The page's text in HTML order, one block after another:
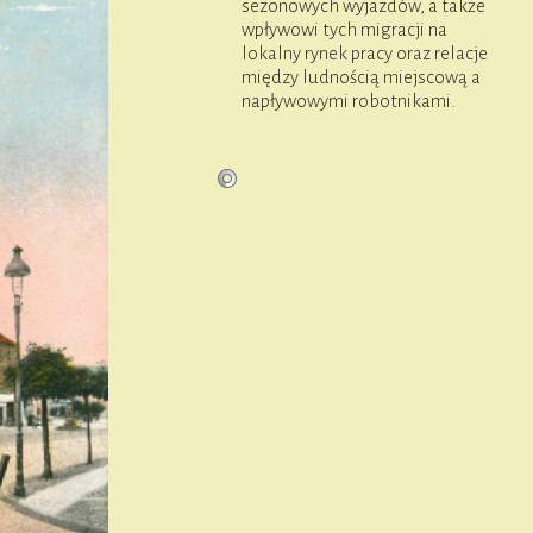
sezonowych wyjazdów, a także
wpływowi tych migracji na
lokalny rynek pracy oraz relacje
między ludnością miejscową a
napływowymi robotnikami.